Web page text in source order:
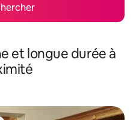
et longue durée à